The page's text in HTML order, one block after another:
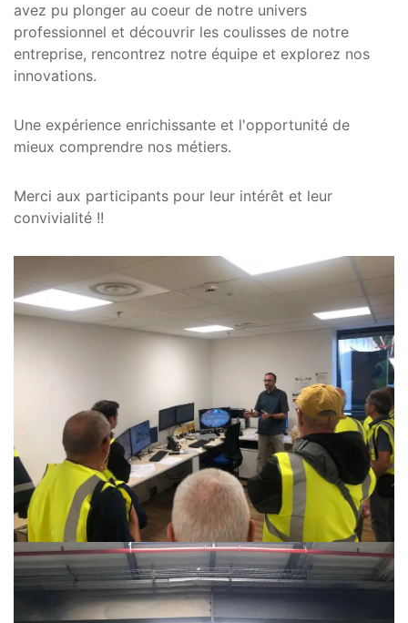
avez pu plonger au coeur de notre univers
professionnel et découvrir les coulisses de notre
entreprise, rencontrez notre équipe et explorez nos
innovations.
Une expérience enrichissante et l'opportunité de
mieux comprendre nos métiers.
Merci aux participants pour leur intérêt et leur
convivialité !!